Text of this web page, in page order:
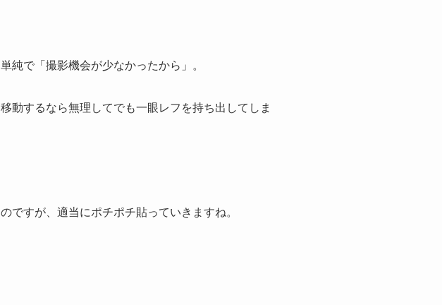
で「撮影機会が少なかったから」。
動するなら無理してでも一眼レフを持ち出してしま
すが、適当にポチポチ貼っていきますね。